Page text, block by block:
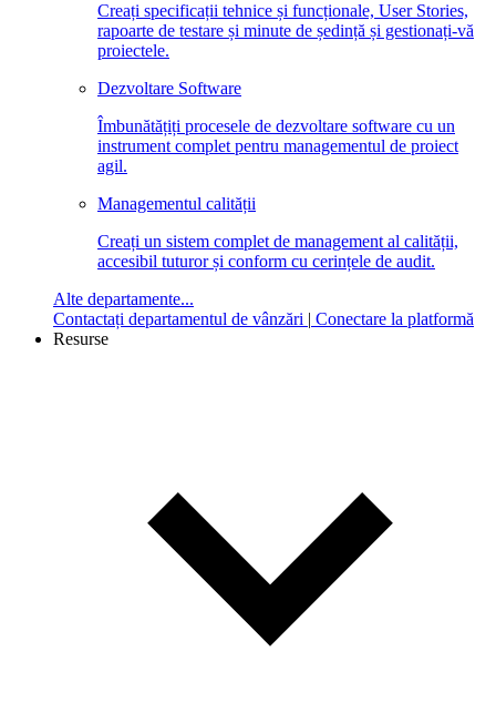
Creați specificații tehnice și funcționale, User Stories,
rapoarte de testare și minute de ședință și gestionați-vă
proiectele.
Dezvoltare Software
Îmbunătățiți procesele de dezvoltare software cu un
instrument complet pentru managementul de proiect
agil.
Managementul calității
Creați un sistem complet de management al calității,
accesibil tuturor și conform cu cerințele de audit.
Alte departamente...
Contactați departamentul de vânzări | Conectare la platformă
Resurse